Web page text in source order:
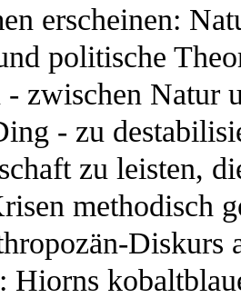
erscheinen:
politische
zwischen Natur
- zu
zu leisten,
methodisch
Diskurs
Hiorns